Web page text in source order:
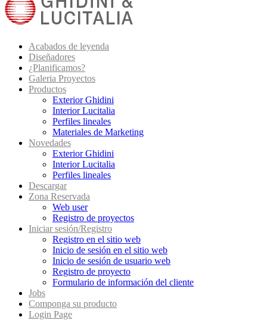
Acabados de leyenda
Diseñadores
¿Planificamos?
Galeria Proyectos
Productos
Exterior Ghidini
Interior Lucitalia
Perfiles lineales
Materiales de Marketing
Novedades
Exterior Ghidini
Interior Lucitalia
Perfiles lineales
Descargar
Zona Reservada
Web user
Registro de proyectos
Iniciar sesión/Registro
Registro en el sitio web
Inicio de sesión en el sitio web
Inicio de sesión de usuario web
Registro de proyecto
Formulario de información del cliente
Jobs
Componga su producto
Login Page